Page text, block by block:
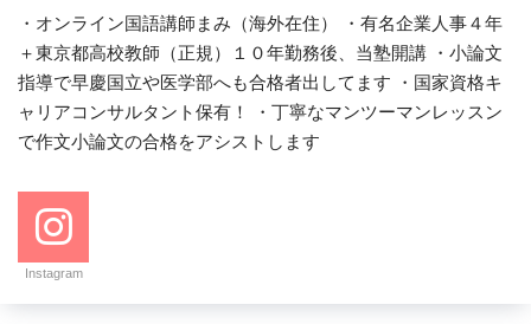
・オンライン国語講師まみ（海外在住） ・有名企業人事４年
＋東京都高校教師（正規）１０年勤務後、当塾開講 ・小論文
指導で早慶国立や医学部へも合格者出してます ・国家資格キ
ャリアコンサルタント保有！ ・丁寧なマンツーマンレッスン
で作文小論文の合格をアシストします
Instagram